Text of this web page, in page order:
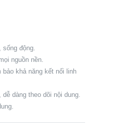
động.
nguồn nền.
khả năng kết nối linh
dàng theo dõi nội dung.